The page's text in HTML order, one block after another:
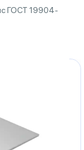
ГОСТ 19904-